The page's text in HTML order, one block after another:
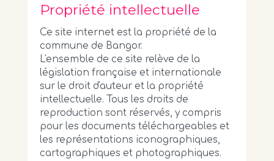
Propriété intellectuelle
Ce site internet est la propriété de la
commune de Bangor.
L'ensemble de ce site relève de la
législation française et internationale
sur le droit d'auteur et la propriété
intellectuelle. Tous les droits de
reproduction sont réservés, y compris
pour les documents téléchargeables et
les représentations iconographiques,
cartographiques et photographiques.